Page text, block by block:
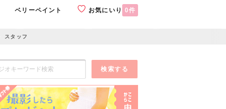
ベリーペイント お気にいり 0件
スタッフ
検索する